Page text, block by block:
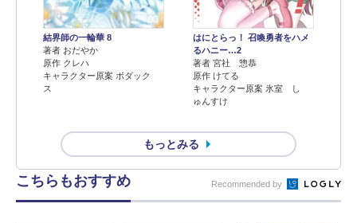
結界師の一輪華 8
著者 おだやか
原作 クレハ
キャラクター原案 ボダック
ス
はにとらっ！ 召喚勇者をハメ
るハニー…2
著者 宮社 惣恭
原作 けてる
キャラクター原案 氷室 し
ゅんすけ
もっとみる
こちらもおすすめ Recommended by